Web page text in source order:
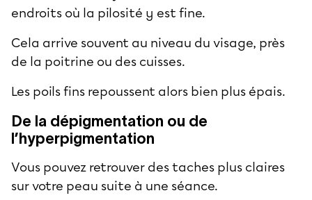
endroits où la pilosité y est fine.
Cela arrive souvent au niveau du visage, près
de la poitrine ou des cuisses.
Les poils fins repoussent alors bien plus épais.
De la dépigmentation ou de
l’hyperpigmentation
Vous pouvez retrouver des taches plus claires
sur votre peau suite à une séance.